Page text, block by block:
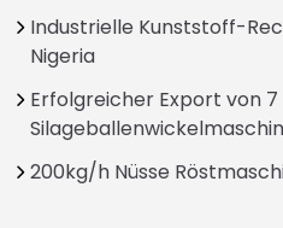
Industrielle Kunststoff-
Nigeria
Erfolgreicher Export von 7
200kg/h Nüsse